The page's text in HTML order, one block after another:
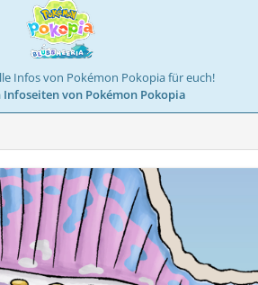
Infos von Pokémon Pokopia für euch!
Infoseiten von Pokémon Pokopia